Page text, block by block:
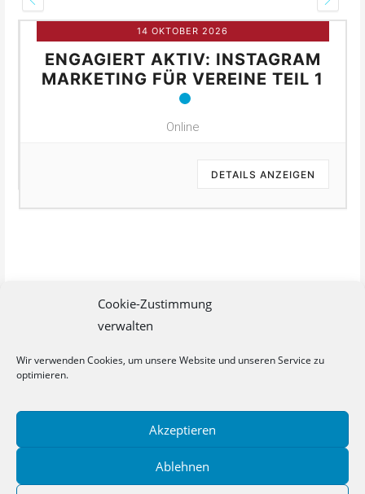
Cookie-Zustimmung
verwalten
Wir verwenden Cookies, um unsere Website und unseren Service zu
optimieren.
Akzeptieren
Ablehnen
14 OKTOBER 2026
ENGAGIERT AKTIV: INSTAGRAM
MARKETING FÜR VEREINE TEIL 1
Online
DETAILS ANZEIGEN